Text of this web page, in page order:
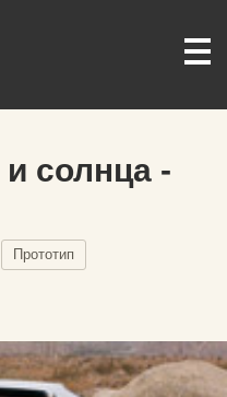
солнца -
Прототип